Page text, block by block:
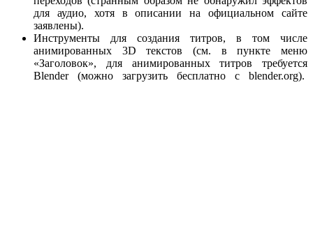
для аудио, хотя в описании на официальном сайте
заявлены).
Инструменты для создания титров, в том числе
анимированных 3D текстов (см. в пункте меню
«Заголовок», для анимированных титров требуется
Blender (можно загрузить бесплатно с blender.org).